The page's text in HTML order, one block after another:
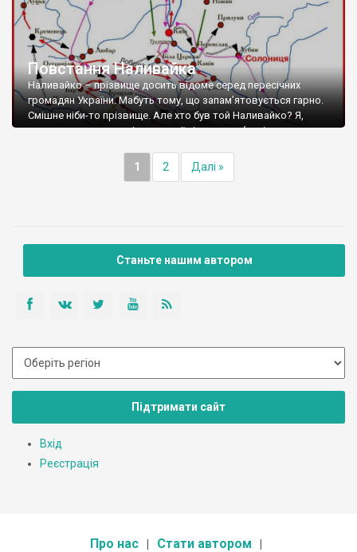
Повстання Наливайка
Наливайко – прізвище досить відоме серед пересічних
громадян України. Мабуть тому, що запам’ятовується гарно.
Смішне ніби-то прізвище. Але хто був той Наливайко? Я,
перелопативши купу історичної літератури (навіть
Повстанець, зрадник, розбишака, волоцюга – як його тільки
не називали. Радянська література зробила з нього
1 2 Далі »
Станьте нашим автором
Підтримати сайт
Вхід
Реєстрація
Про нас Стати автором